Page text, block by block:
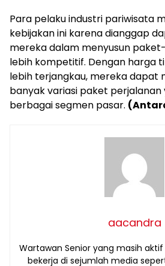
Para pelaku industri pariwisata
kebijakan ini karena dianggap
mereka dalam menyusun
lebih kompetitif. Dengan harga
lebih terjangkau, mereka dapat
banyak variasi paket perjalanan
berbagai segmen pasar.
aacandra
Wartawan Senior yang masih
bekerja di sejumlah media